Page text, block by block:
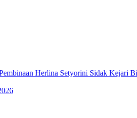
Herlina Setyorini Sidak Kejari